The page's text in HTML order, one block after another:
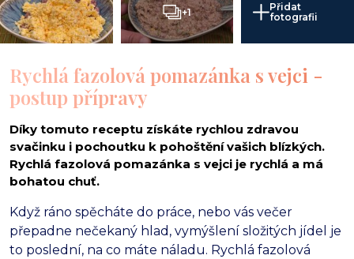
+1
Přidat
fotografii
Rychlá fazolová pomazánka s vejci -
postup přípravy
Díky tomuto receptu získáte rychlou zdravou
svačinku i pochoutku k pohoštění vašich blízkých.
Rychlá fazolová pomazánka s vejci je rychlá a má
bohatou chuť.
Když ráno spěcháte do práce, nebo vás večer
přepadne nečekaný hlad, vymýšlení složitých jídel je
to poslední, na co máte náladu. Rychlá fazolová